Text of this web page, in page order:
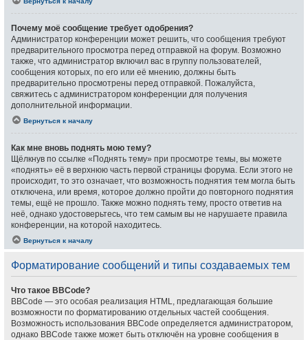
Почему моё сообщение требует одобрения?
Администратор конференции может решить, что сообщения требуют
предварительного просмотра перед отправкой на форум. Возможно
также, что администратор включил вас в группу пользователей,
сообщения которых, по его или её мнению, должны быть
предварительно просмотрены перед отправкой. Пожалуйста,
свяжитесь с администратором конференции для получения
дополнительной информации.
Вернуться к началу
Как мне вновь поднять мою тему?
Щёлкнув по ссылке «Поднять тему» при просмотре темы, вы можете
«поднять» её в верхнюю часть первой страницы форума. Если этого не
происходит, то это означает, что возможность поднятия тем могла быть
отключена, или время, которое должно пройти до повторного поднятия
темы, ещё не прошло. Также можно поднять тему, просто ответив на
неё, однако удостоверьтесь, что тем самым вы не нарушаете правила
конференции, на которой находитесь.
Вернуться к началу
Форматирование сообщений и типы создаваемых тем
Что такое BBCode?
BBCode — это особая реализация HTML, предлагающая большие
возможности по форматированию отдельных частей сообщения.
Возможность использования BBCode определяется администратором,
однако BBCode также может быть отключён на уровне сообщения в